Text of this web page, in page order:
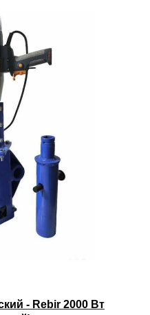
- Rebir 2000 Вт